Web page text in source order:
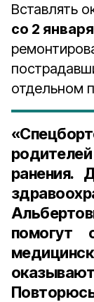
Вставлять
со 2 января
отдельном
ранения.
помогут